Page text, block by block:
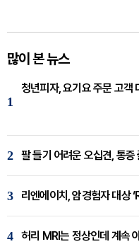
많이 본 뉴스
1
청년피자, 요기요 주문 고객
2
3 리엔에이치, 암경험자 대상
4 허리 MRI는 정상인데 계속